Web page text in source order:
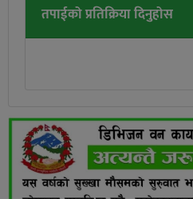
तपाईको प्रतिक्रिया दिनुहोस